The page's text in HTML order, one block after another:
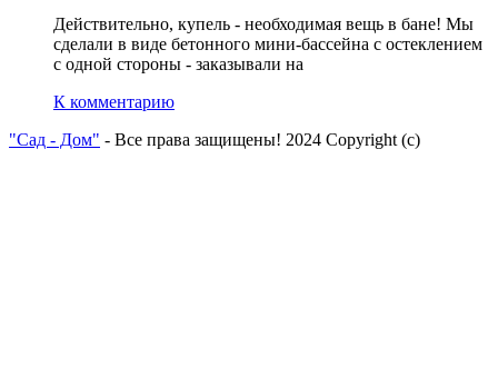
Действительно, купель - необходимая вещь в бане! Мы
сделали в виде бетонного мини-бассейна с остеклением
с одной стороны - заказывали на
К комментарию
"Сад - Дом" - Все права защищены! 2024 Copyright (с)